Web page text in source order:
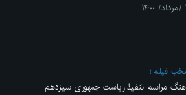
فیلم
مراسم تنفیذ ریاست جمهوری سیزدهم